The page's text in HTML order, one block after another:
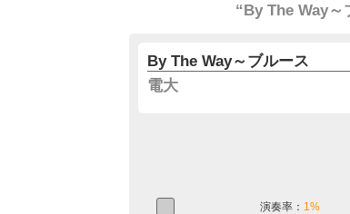
“By The Way～
By The Way～ブルース
電大
演奏率： 1%